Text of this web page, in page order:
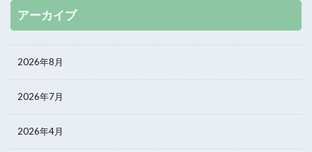
アーカイブ
2026年8月
2026年7月
2026年4月